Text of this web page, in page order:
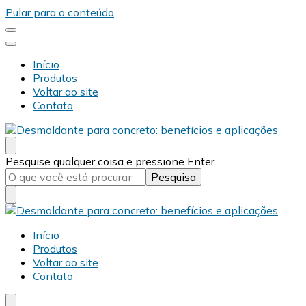
Pular para o conteúdo
Início
Produtos
Voltar ao site
Contato
Desmold
Blog Desmold
Procurando
algo?
Pesquise qualquer coisa e pressione Enter.
Desmold
Blog Desmold
Início
Produtos
Voltar ao site
Contato